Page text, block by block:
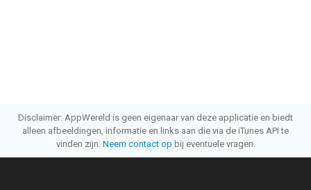
Disclaimer: AppWereld is geen eigenaar van deze applicatie en biedt
alleen afbeeldingen, informatie en links aan die via de iTunes API te
vinden zijn. Neem contact op bij eventuele vragen.